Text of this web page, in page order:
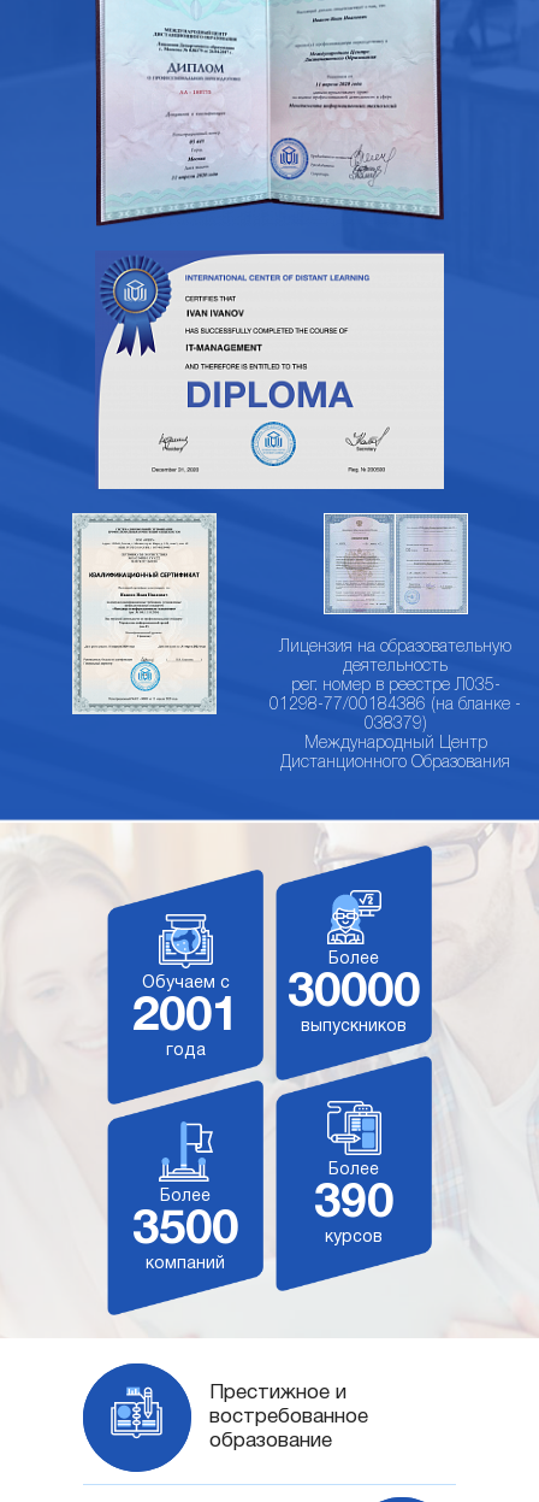
Лицензия на образовательную
деятельность
рег. номер в реестре Л035-
01298-77/00184386 (на бланке -
038379)
Международный Центр
Дистанционного Образования
Обучаем с
2001
года
Более
30000
выпускников
Более
3500
компаний
Более
390
курсов
Престижное и
востребованное
образование